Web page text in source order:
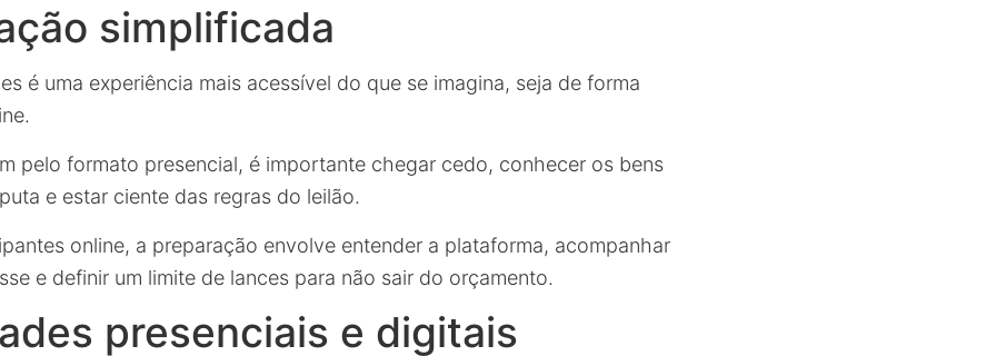
simplificada
é uma experiência mais acessível do que se imagina, seja de forma
pelo formato presencial, é importante chegar cedo, conhecer os bens
e estar ciente das regras do leilão.
online, a preparação envolve entender a plataforma, acompanhar
e definir um limite de lances para não sair do orçamento.
presenciais e digitais